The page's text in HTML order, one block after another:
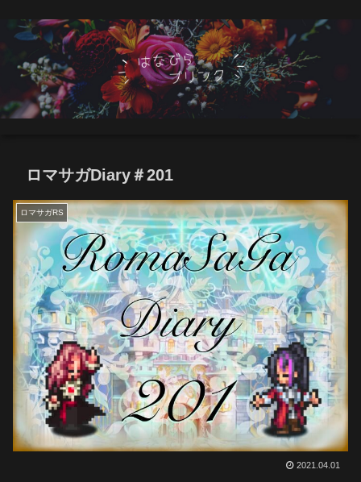
ロマサガDiary＃201
ロマサガRS
2021.04.01